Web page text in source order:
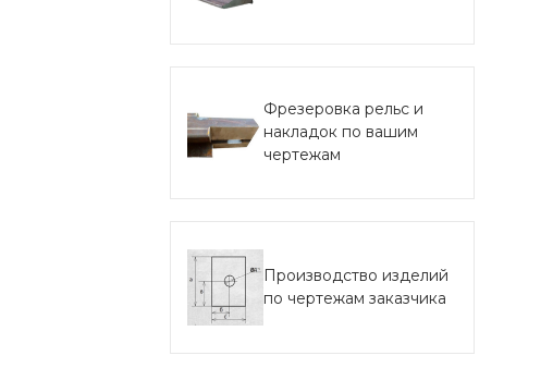
Фрезеровка рельс и
накладок по вашим
чертежам
Производство изделий
по чертежам заказчика